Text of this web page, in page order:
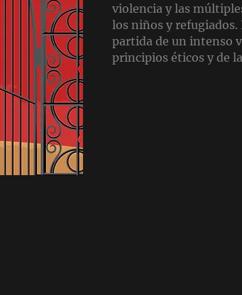
violencia y las
los niños y refugiados.
partida de un intenso
principios éticos y de